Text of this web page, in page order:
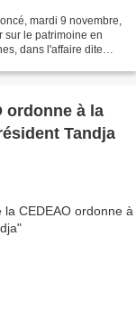
mardi 9 novembre,
sur le patrimoine en
dans l'affaire dite
ordonne à la
Tandja